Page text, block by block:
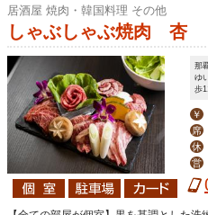
居酒屋 焼肉・韓国料理 その他
しゃぶしゃぶ焼肉 杏
那
ゆ
歩
￥
席
休
営
料